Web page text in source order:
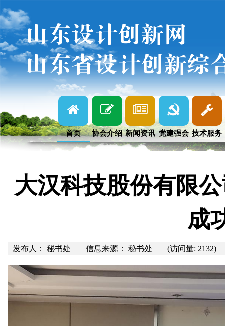
山东设计创新网
山东省设计创新综
首页 协会介绍 新闻资讯 党建强会 技术服务
大汉科技股份有限
成
发布人： 秘书处 信息来源： 秘书处 (访问量: 2132)